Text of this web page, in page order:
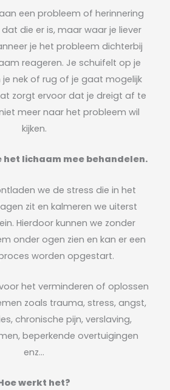
een probleem of herinnering
die er is, maar waar je liever
je het probleem dichterbij
reageren. Je schuifelt op je
je nek of rug of je gaat mogelijk
zorgt ervoor dat je dreigt af te
meer naar het probleem wil
kijken.
het lichaam mee behandelen.
we de stress die in het
zit en kalmeren we uiterst
Hierdoor kunnen we zonder
onder ogen zien en kan er een
worden opgestart.
het verminderen of oplossen
zoals trauma, stress, angst,
chronische pijn, verslaving,
beperkende overtuigingen
enz…
werkt het?